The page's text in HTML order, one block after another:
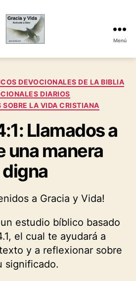
y
Menú
Categorías
DEVOCIONALES DE LA BIBLIA
DIARIOS
SOBRE LA VIDA CRISTIANA
Llamados a
una manera
digna
a Gracia y Vida!
estudio bíblico basado
el cual te ayudará a
y a reflexionar sobre
significado.